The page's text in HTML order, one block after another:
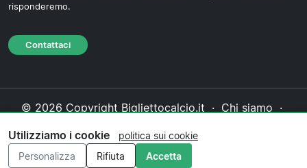
risponderemo.
Contattaci
© 2026 Copyright Bigliettocalcio.it · Chi siamo ·
cookie·Politica editoriale
Utilizziamo i cookie
politica sui cookie
Personalizza
Rifiuta Accetta